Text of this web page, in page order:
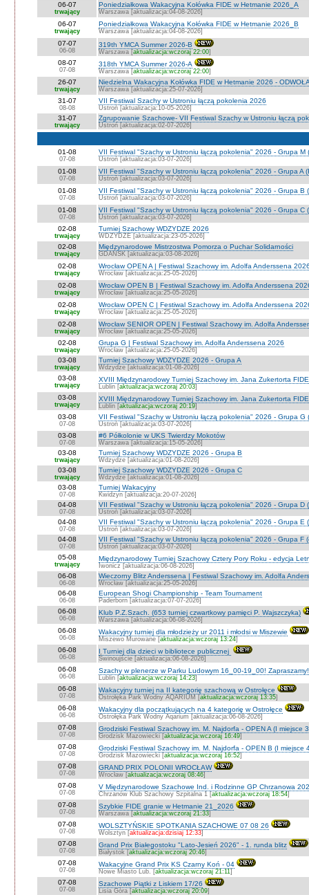
06-07
trwający
Poniedziałkowa Wakacyjna Kołówka FIDE w Hetmanie 2026_A
Warszawa [aktualizacja:04-08-2026]
06-07
trwający
Poniedziałkowa Wakacyjna Kołówka FIDE w Hetmanie 2026_B
Warszawa [aktualizacja:04-08-2026]
07-07
06-08
319th YMCA Summer 2026-B
Warszawa [aktualizacja:wczoraj 22:00]
08-07
07-08
318th YMCA Summer 2026-A
Warszawa [aktualizacja:wczoraj 22:00]
26-07
trwający
Niedzielna Wakacyjna Kołówka FIDE w Hetmanie 2026 -
Warszawa [aktualizacja:25-07-2026]
31-07
08-08
VII Festiwal Szachy w Ustroniu łączą pokolenia 2026
Ustroń [aktualizacja:10-05-2026]
31-07
trwający
Zgrupowanie Szachowe- VII Festiwal Szachy w Ustroniu łączą
Ustroń [aktualizacja:02-07-2026]
01-08
07-08
VII Festiwal "Szachy w Ustroniu łączą pokolenia" 2026 - Grupa M
Ustroń [aktualizacja:03-07-2026]
01-08
07-08
VII Festiwal "Szachy w Ustroniu łączą pokolenia" 2026 - Grupa A
Ustroń [aktualizacja:03-07-2026]
01-08
07-08
VII Festiwal "Szachy w Ustroniu łączą pokolenia" 2026 - Grupa B
Ustroń [aktualizacja:03-07-2026]
01-08
07-08
VII Festiwal "Szachy w Ustroniu łączą pokolenia" 2026 - Grupa C
Ustroń [aktualizacja:03-07-2026]
02-08
trwający
Turniej Szachowy WDZYDZE 2026
WDZYDZE [aktualizacja:23-05-2026]
02-08
trwający
Międzynarodowe Mistrzostwa Pomorza o Puchar Solidarności
GDAŃSK [aktualizacja:03-08-2026]
02-08
trwający
Wrocław OPEN A | Festiwal Szachowy im. Adolfa Anderssena
Wrocław [aktualizacja:25-05-2026]
02-08
trwający
Wrocław OPEN B | Festiwal Szachowy im. Adolfa Anderssena
Wrocław [aktualizacja:25-05-2026]
02-08
trwający
Wrocław OPEN C | Festiwal Szachowy im. Adolfa Anderssena
Wrocław [aktualizacja:25-05-2026]
02-08
trwający
Wrocław SENIOR OPEN | Festiwal Szachowy im. Adolfa
Wrocław [aktualizacja:25-05-2026]
02-08
trwający
Grupa G | Festiwal Szachowy im. Adolfa Anderssena 2026
Wrocław [aktualizacja:25-05-2026]
03-08
trwający
Turniej Szachowy WDZYDZE 2026 - Grupa A
Wdzydze [aktualizacja:01-08-2026]
03-08
trwający
XVIII Międzynarodowy Turniej Szachowy im. Jana Zukertorta
Lublin [aktualizacja:wczoraj 20:03]
03-08
trwający
XVIII Międzynarodowy Turniej Szachowy im. Jana Zukertorta
Lublin [aktualizacja:wczoraj 20:19]
03-08
07-08
VII Festiwal "Szachy w Ustroniu łączą pokolenia" 2026 - Grupa G
Ustroń [aktualizacja:03-07-2026]
03-08
07-08
#6 Półkolonie w UKS Twierdzy Mokotów
Warszawa [aktualizacja:15-05-2026]
03-08
trwający
Turniej Szachowy WDZYDZE 2026 - Grupa B
Wdzydze [aktualizacja:01-08-2026]
03-08
trwający
Turniej Szachowy WDZYDZE 2026 - Grupa C
Wdzydze [aktualizacja:01-08-2026]
03-08
07-08
Turniej Wakacyjny
Kwidzyn [aktualizacja:20-07-2026]
04-08
07-08
VII Festiwal "Szachy w Ustroniu łączą pokolenia" 2026 - Grupa D
Ustroń [aktualizacja:03-07-2026]
04-08
07-08
VII Festiwal "Szachy w Ustroniu łączą pokolenia" 2026 - Grupa E
Ustroń [aktualizacja:03-07-2026]
04-08
07-08
VII Festiwal "Szachy w Ustroniu łączą pokolenia" 2026 - Grupa F
Ustroń [aktualizacja:03-07-2026]
05-08
trwający
Międzynarodowy Turniej Szachowy Cztery Pory Roku - edycja
Iwonicz [aktualizacja:06-08-2026]
06-08
06-08
Wieczorny Blitz Anderssena | Festiwal Szachowy im. Adolfa
Wrocław [aktualizacja:25-05-2026]
06-08
06-08
European Shogi Championship - Team Tournament
Paderborn [aktualizacja:07-07-2026]
06-08
06-08
Klub P.Z.Szach. (653 turniej czwartkowy pamięci P. Wajszczyka)
Warszawa [aktualizacja:06-08-2026]
06-08
06-08
Wakacyjny turniej dla młodzieży ur 2011 i młodsi w Miszewie
Miszewo Murowane [aktualizacja:wczoraj 13:24]
06-08
06-08
I Turniej dla dzieci w bibliotece publicznej
Świnoujście [aktualizacja:06-08-2026]
06-08
06-08
Szachy w plenerze w Parku Ludowym 16_00-19_00! Zapraszamy!
Lublin [aktualizacja:wczoraj 14:23]
06-08
07-08
Wakacyjny turniej na II kategorię szachową w Ostrołęce
Ostrołęka Park Wodny AQARIUM [aktualizacja:wczoraj 13:35]
06-08
06-08
Wakacyjny dla początkujących na 4 kategorię w Ostrołęce
Ostrołęka Park Wodny Aqarium [aktualizacja:06-08-2026]
07-08
07-08
Grodziski Festiwal Szachowy im. M. Najdorfa - OPEN A (I miejsce
Grodzisk Mazowiecki [aktualizacja:wczoraj 16:49]
07-08
07-08
Grodziski Festiwal Szachowy im. M. Najdorfa - OPEN B (I miejsce
Grodzisk Mazowiecki [aktualizacja:wczoraj 16:52]
07-08
07-08
GRAND PRIX POLONII WROCŁAW
Wrocław [aktualizacja:wczoraj 08:46]
07-08
07-08
V Międzynarodowe Szachowe Ind. i Rodzinne GP Chrzanowa
Chrzanów Klub Szachowy Szpitalna 1 [aktualizacja:wczoraj 18:54]
07-08
07-08
Szybkie FIDE granie w Hetmanie 21_2026
Warszawa [aktualizacja:wczoraj 21:33]
07-08
07-08
WOLSZTYŃSKIE SPOTKANIA SZACHOWE 07 08 26
Wolsztyn [aktualizacja:dzisiaj 12:33]
07-08
07-08
Grand Prix Białegostoku "Lato-Jesień 2026" - 1. runda blitz
Białystok [aktualizacja:wczoraj 20:46]
07-08
07-08
Wakacyjne Grand Prix KS Czarny Koń - 04
Nowe Miasto Lub. [aktualizacja:wczoraj 21:11]
07-08
07-08
Szachowe Piątki z Liskiem 17/26
Lisia Góra [aktualizacja:wczoraj 20:09]